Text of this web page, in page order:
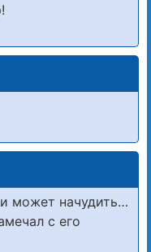
может начудить…
с его